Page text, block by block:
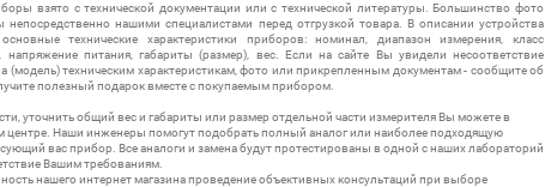
взято с технической документации или с технической литературы. Большинство фото
непосредственно нашими специалистами перед отгрузкой товара. В описании устройства
технические характеристики приборов: номинал, диапазон измерения, класс
напряжение питания, габариты (размер), вес. Если на сайте Вы увидели несоответствие
(модель) техническим характеристикам, фото или прикрепленным документам - сообщите об
полезный подарок вместе с покупаемым прибором.
уточнить общий вес и габариты или размер отдельной части измерителя Вы можете в
центре. Наши инженеры помогут подобрать полный аналог или наиболее подходящую
вас прибор. Все аналоги и замена будут протестированы в одной с наших лабораторий
Вашим требованиям.
нашего интернет магазина проведение объективных консультаций при выборе